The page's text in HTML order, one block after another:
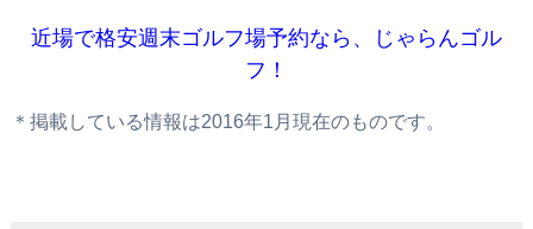
近場で格安週末ゴルフ場予約なら、じゃらんゴル
フ！
＊掲載している情報は2016年1月現在のものです。